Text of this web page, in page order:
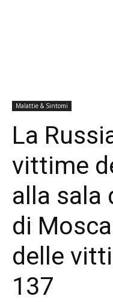
Malattie & Sintomi
La
vittime
alla sala
di
delle
137